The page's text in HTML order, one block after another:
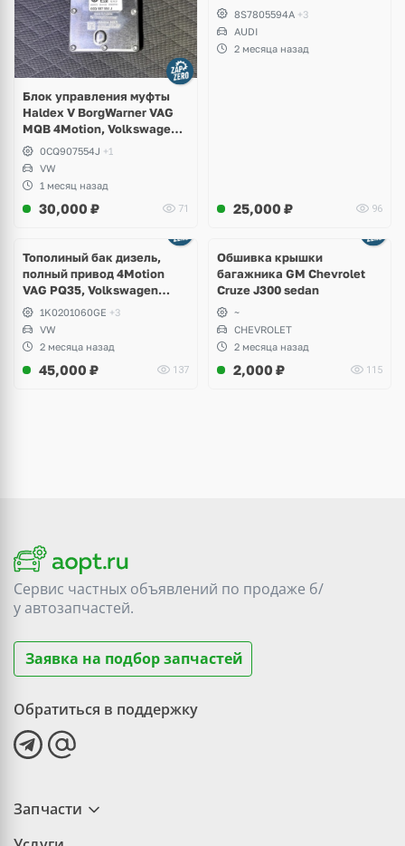
Блок управления муфты
Haldex V BorgWarner VAG
MQB 4Motion, Volkswagen
Tiguan
0CQ907554J +1
VW
1 месяц назад
30,000 ₽ 71
8S7805594A +3
AUDI
2 месяца назад
25,000 ₽ 96
Тополиный бак дизель,
полный привод 4Motion
VAG PQ35, Volkswagen
Scirocco, Golf V, VI, Skoda
Yeti, Octavia A5, Superb,
Audi A3, Seat Altea
1K0201060GE +3
VW
2 месяца назад
45,000 ₽ 137
Обшивка крышки
багажника GM Chevrolet
Cruze J300 sedan
~
CHEVROLET
2 месяца назад
2,000 ₽ 115
Сервис частных объявлений по продаже б/
уавтозапчастей.
Заявка на подбор запчастей
Обратиться в поддержку
Запчасти